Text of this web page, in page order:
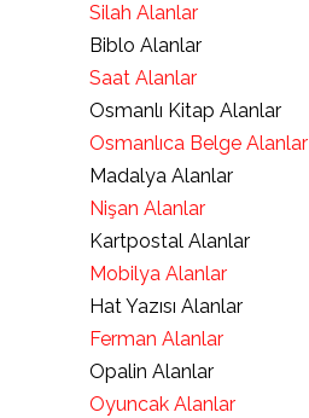
Silah Alanlar
Biblo Alanlar
Saat Alanlar
Osmanlı Kitap Alanlar
Osmanlıca Belge Alanlar
Madalya Alanlar
Nişan Alanlar
Kartpostal Alanlar
Mobilya Alanlar
Hat Yazısı Alanlar
Ferman Alanlar
Opalin Alanlar
Oyuncak Alanlar